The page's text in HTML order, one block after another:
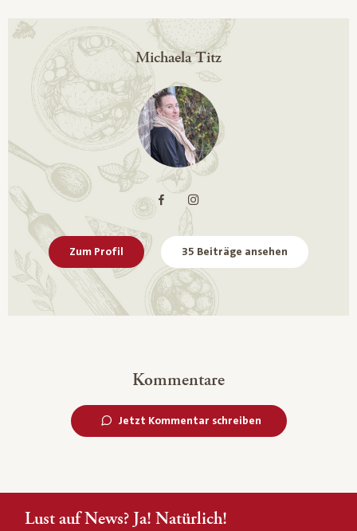
Michaela Titz
Zum Profil 35 Beiträge ansehen
Kommentare
Jetzt Kommentar schreiben
Lust auf News? Ja! Natürlich!